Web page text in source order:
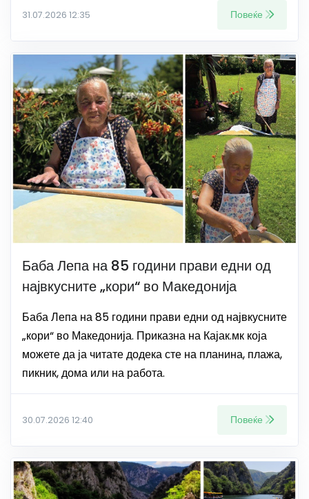
31.07.2026 12:35 Повеќе
Баба Лепа на 85 години прави едни од
највкусните „кори“ во Македонија
Баба Лепа на 85 години прави едни од највкусните
„кори“ во Македонија. Приказна на Кајак.мк која
можете да ја читате додека сте на планина, плажа,
пикник, дома или на работа.
30.07.2026 12:40 Повеќе